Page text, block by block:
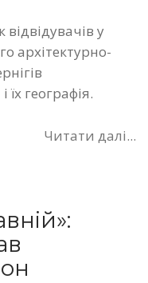
відвідувачів у
архітектурно-
географія.
Читати далі...